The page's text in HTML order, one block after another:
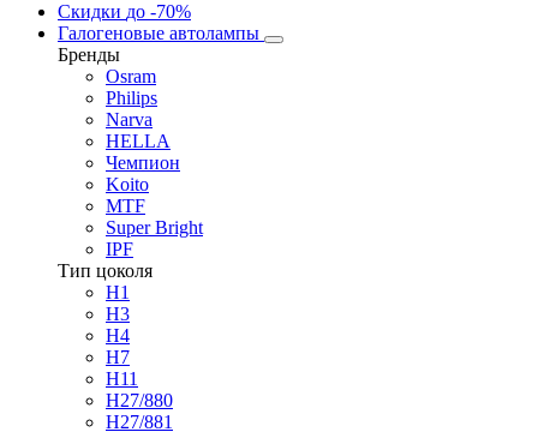
Скидки до -70%
Галогеновые автолампы
Бренды
Osram
Philips
Narva
HELLA
Чемпион
Koito
MTF
Super Bright
IPF
Тип цоколя
H1
H3
H4
H7
H11
H27/880
H27/881